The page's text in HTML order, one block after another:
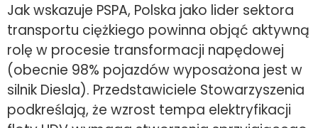
Jak wskazuje PSPA, Polska jako lider sektora
transportu ciężkiego powinna objąć aktywną
rolę w procesie transformacji napędowej
(obecnie 98% pojazdów wyposażona jest w
silnik Diesla). Przedstawiciele Stowarzyszenia
podkreślają, że wzrost tempa elektryfikacji